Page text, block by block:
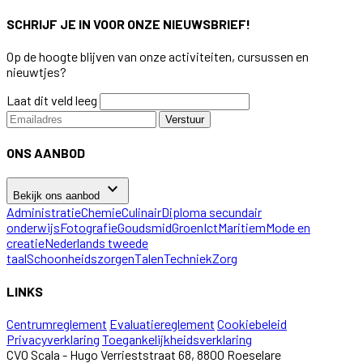
SCHRIJF JE IN VOOR ONZE NIEUWSBRIEF!
Op de hoogte blijven van onze activiteiten, cursussen en
nieuwtjes?
Laat dit veld leeg
Verstuur
ONS AANBOD
Bekijk ons aanbod keyboard_arrow_down
AdministratieChemieCulinairDiploma secundair
onderwijsFotografieGoudsmidGroenIctMaritiemMode en
creatieNederlands tweede
taalSchoonheidszorgenTalenTechniekZorg
LINKS
Centrumreglement Evaluatiereglement Cookiebeleid
Privacyverklaring Toegankelijkheidsverklaring
CVO Scala - Hugo Verrieststraat 68, 8800 Roeselare